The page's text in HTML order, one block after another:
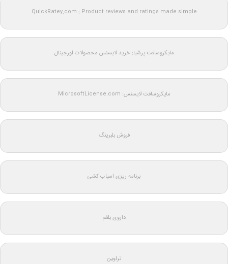
QuickRatey.com : Product reviews and ratings made simple
مایکروسافت پرشیا: خرید لایسنس محصولات اورجینال
مایکروسافت لایسنس: MicrosoftLicense.com
فروش بلبرینگ
برنامه ریزی اسباب کشی
داروی بلغم
تراوین